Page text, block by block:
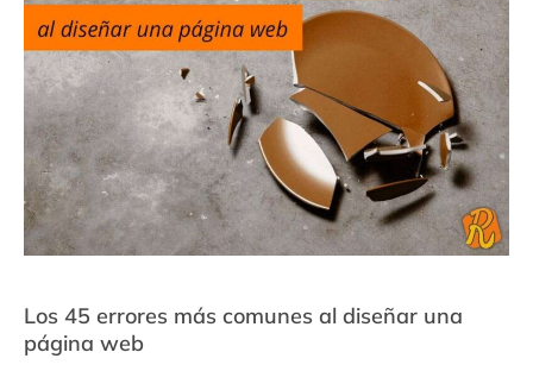
Los 45 errores más comunes al diseñar una
página web